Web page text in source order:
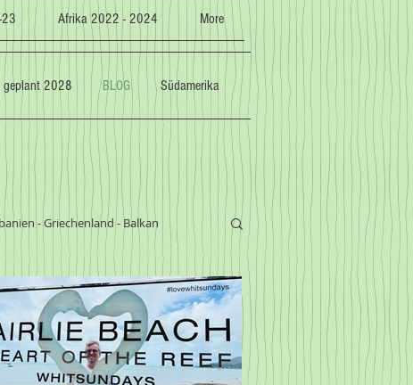
Afrika 2022 - 2024 More
geplant 2028 BLOG Südamerika
- Griechenland - Balkan
Sambia - Victoria Falls